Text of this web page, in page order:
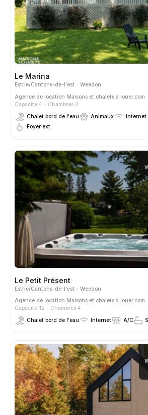
Le Marina
Estrie/Cantons-de-l'est
Weedon
Agence de location Maisons et chalets à louer.com
Capacité 4
Chambres 2
Chalet bord de l'eau
Animaux Internet
Foyer ext.
Le Petit Présent
Estrie/Cantons-de-l'est
Weedon
Agence de location Maisons et chalets à louer.com
Capacité 12
Chambres 4
Chalet bord de l'eau
Internet A/C